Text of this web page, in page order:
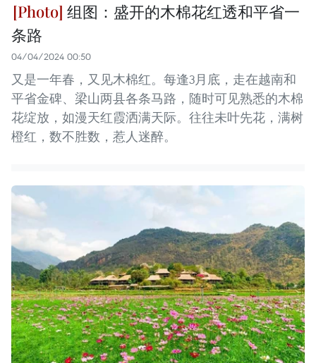
组图：盛开的木棉花红透和平省一
条路
04/04/2024 00:50
又是一年春，又见木棉红。每逢3月底，走在越南和
平省金碑、梁山两县各条马路，随时可见熟悉的木棉
花绽放，如漫天红霞洒满天际。往往未叶先花，满树
橙红，数不胜数，惹人迷醉。